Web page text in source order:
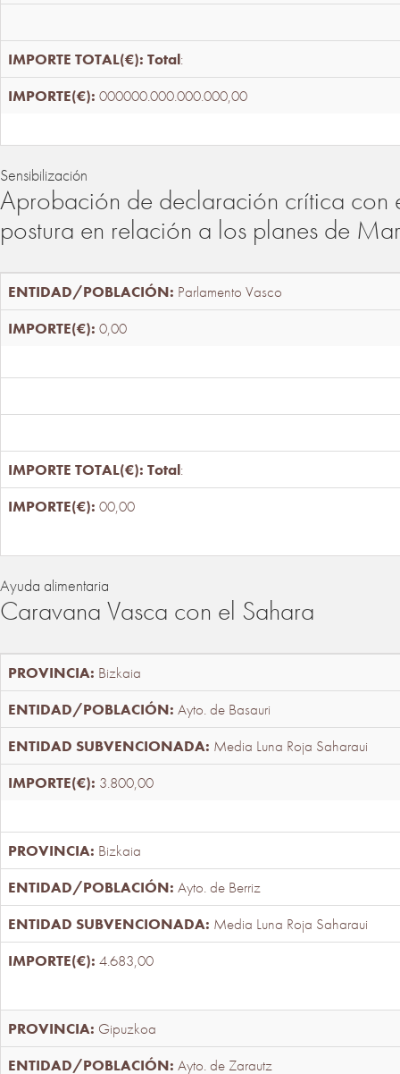
Total:
000000.000.000.000,00
Sensibilización
Aprobación de declaración crítica con
postura en relación a los planes de
Parlamento Vasco
0,00
Total:
00,00
Ayuda alimentaria
Caravana Vasca con el Sahara
Bizkaia
Ayto. de Basauri
Media Luna Roja Saharaui
3.800,00
Bizkaia
Ayto. de Berriz
Media Luna Roja Saharaui
4.683,00
Gipuzkoa
Ayto. de Zarautz